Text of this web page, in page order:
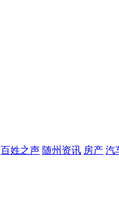
百姓之声 随州资讯 房产 汽